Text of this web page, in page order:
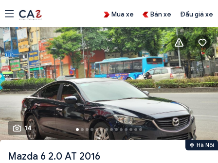
Mua xe Bán xe Đấu giá xe
14
Hà Nội
Mazda 6 2.0 AT 2016